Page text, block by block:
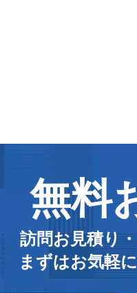
無料
訪問お見積り
まずはお気軽